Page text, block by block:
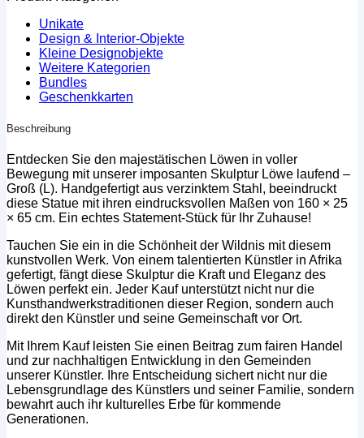
Unikate
Design & Interior-Objekte
Kleine Designobjekte
Weitere Kategorien
Bundles
Geschenkkarten
Beschreibung
Entdecken Sie den majestätischen Löwen in voller
Bewegung mit unserer imposanten Skulptur Löwe laufend –
Groß (L). Handgefertigt aus verzinktem Stahl, beeindruckt
diese Statue mit ihren eindrucksvollen Maßen von 160 × 25
× 65 cm. Ein echtes Statement-Stück für Ihr Zuhause!
Tauchen Sie ein in die Schönheit der Wildnis mit diesem
kunstvollen Werk. Von einem talentierten Künstler in Afrika
gefertigt, fängt diese Skulptur die Kraft und Eleganz des
Löwen perfekt ein. Jeder Kauf unterstützt nicht nur die
Kunsthandwerkstraditionen dieser Region, sondern auch
direkt den Künstler und seine Gemeinschaft vor Ort.
Mit Ihrem Kauf leisten Sie einen Beitrag zum fairen Handel
und zur nachhaltigen Entwicklung in den Gemeinden
unserer Künstler. Ihre Entscheidung sichert nicht nur die
Lebensgrundlage des Künstlers und seiner Familie, sondern
bewahrt auch ihr kulturelles Erbe für kommende
Generationen.